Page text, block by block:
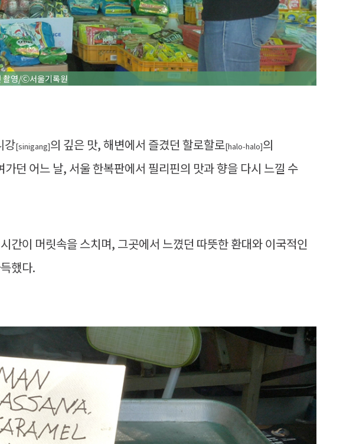
년 촬영/Ⓒ서울기록원
강[sinigang]의 깊은 맛, 해변에서 즐겼던 할로할로[halo-halo]의
던 어느 날, 서울 한복판에서 필리핀의 맛과 향을 다시 느낄 수
간이 머릿속을 스치며, 그곳에서 느꼈던 따뜻한 환대와 이국적인
했다.